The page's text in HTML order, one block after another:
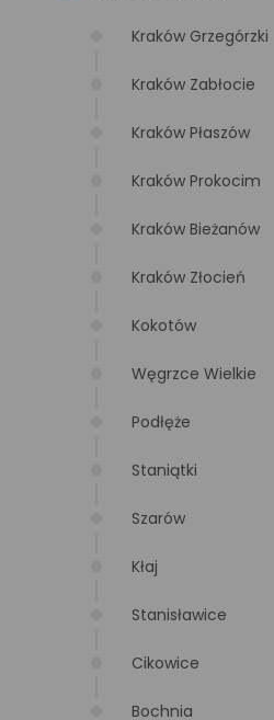
Kraków Grzegórzki
Kraków Zabłocie
Kraków Płaszów
Kraków Prokocim
Kraków Bieżanów
Kraków Złocień
Kokotów
Węgrzce Wielkie
Podłęże
Staniątki
Szarów
Kłaj
Stanisławice
Cikowice
Bochnia